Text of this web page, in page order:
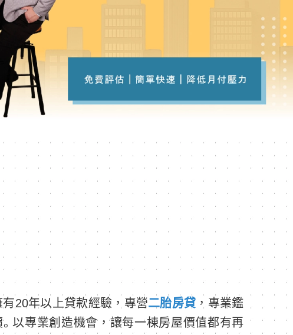
有20年以上貸款經驗，專營二胎房貸 ，專業鑑
。以專業創造機會，讓每一棟房屋價值都有再